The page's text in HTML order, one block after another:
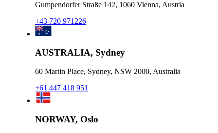
Gumpendorfer Straße 142, 1060 Vienna, Austria
+43 720 971226
AUSTRALIA, Sydney
60 Martin Place, Sydney, NSW 2000, Australia
+61 447 418 951
NORWAY, Oslo